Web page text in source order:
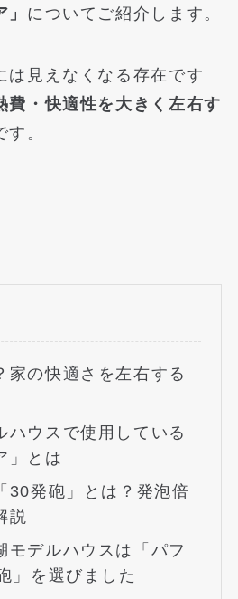
についてご紹介します。
は見えなくなる存在です
費・快適性を大きく左右す
す。
家の快適さを左右する
ハウスで使用している
」とは
30発砲」とは？発泡倍
説
モデルハウスは「パフ
」を選びました